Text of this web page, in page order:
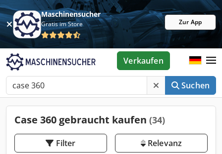
Maschinensucher
Gratis im Store Zur App
Suchen
Verkaufen
Case 360 gebraucht kaufen (34)
Filter Relevanz